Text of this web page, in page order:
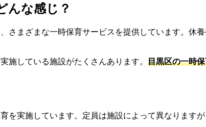
んな感じ？
さまざまな一時保育サービスを提供しています。休
施している施設がたくさんあります。 目黒区の一時
を実施しています。定員は施設によって異なります